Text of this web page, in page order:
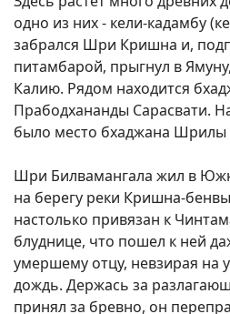
одно из них - кели-кадамбу
забрался Шри Кришна и,
питамбарой, прыгнул в
Калию. Рядом находится
Прабодхананды Сарасвати.
было место бхаджана Шрилы
Шри Билвамангала жил в
на берегу реки Кришна-
настолько привязан к
блуднице, что пошел к ней
умершему отцу, невзирая на
дождь. Держась за
принял за бревно, он